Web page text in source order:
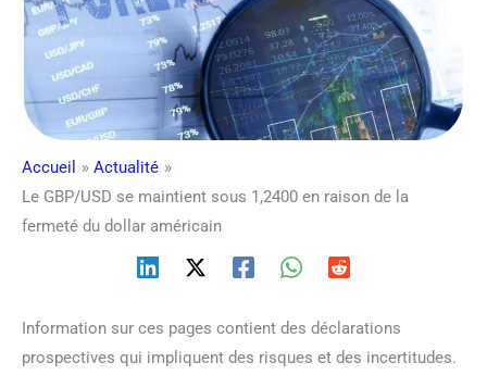
Accueil
Actualité
Le GBP/USD se maintient sous 1,2400 en raison de la
fermeté du dollar américain
Information sur ces pages contient des déclarations
prospectives qui impliquent des risques et des incertitudes.